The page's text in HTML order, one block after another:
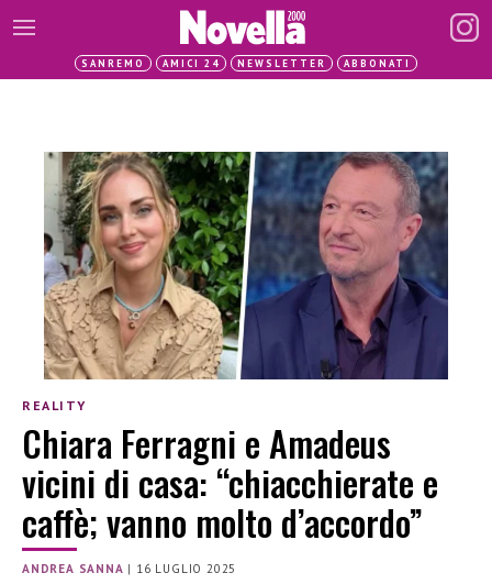
SANREMO AMICI 24 NEWSLETTER ABBONATI
REALITY
Chiara Ferragni e Amadeus
vicini di casa: “chiacchierate e
caffè; vanno molto d’accordo”
ANDREA SANNA | 16 LUGLIO 2025